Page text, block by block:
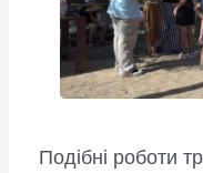
Подібні роботи